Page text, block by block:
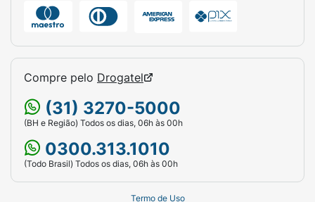
Compre pelo Drogatel
(31) 3270-5000
(BH e Região) Todos os dias, 06h às 00h
0300.313.1010
(Todo Brasil) Todos os dias, 06h às 00h
Termo de Uso